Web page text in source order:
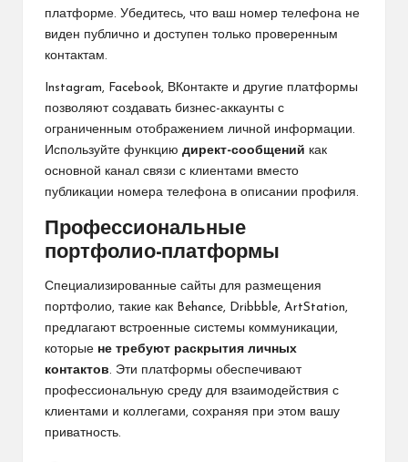
платформе. Убедитесь, что ваш номер телефона не
виден публично и доступен только проверенным
контактам.
Instagram, Facebook, ВКонтакте и другие платформы
позволяют создавать бизнес-аккаунты с
ограниченным отображением личной информации.
Используйте функцию директ-сообщений как
основной канал связи с клиентами вместо
публикации номера телефона в описании профиля.
Профессиональные
портфолио-платформы
Специализированные сайты для размещения
портфолио, такие как Behance, Dribbble, ArtStation,
предлагают встроенные системы коммуникации,
которые не требуют раскрытия личных
контактов. Эти платформы обеспечивают
профессиональную среду для взаимодействия с
клиентами и коллегами, сохраняя при этом вашу
приватность.